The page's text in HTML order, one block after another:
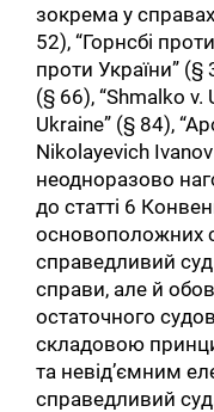
зокрема у
52), “Горнсбі
проти України” (§
(§ 66), “Shmalko v.
Ukraine” (§ 84),
Nikolayevich
неодноразово
до статті 6
основоположних
справедливий
справи, але й
остаточного
складовою
та невід’ємним
справедливий